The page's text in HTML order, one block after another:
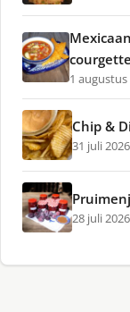
courgette
1 augustus
Chip &
31 juli 2026
28 juli 2026